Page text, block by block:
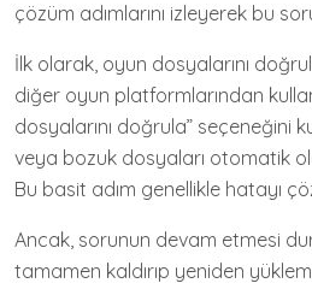
çözüm adımlarını izleyerek bu
İlk olarak, oyun dosyalarını
diğer oyun platformlarından
dosyalarını doğrula” seçeneğini
veya bozuk dosyaları otomatik
Bu basit adım genellikle hatayı
Ancak, sorunun devam etmesi
tamamen kaldırıp yeniden